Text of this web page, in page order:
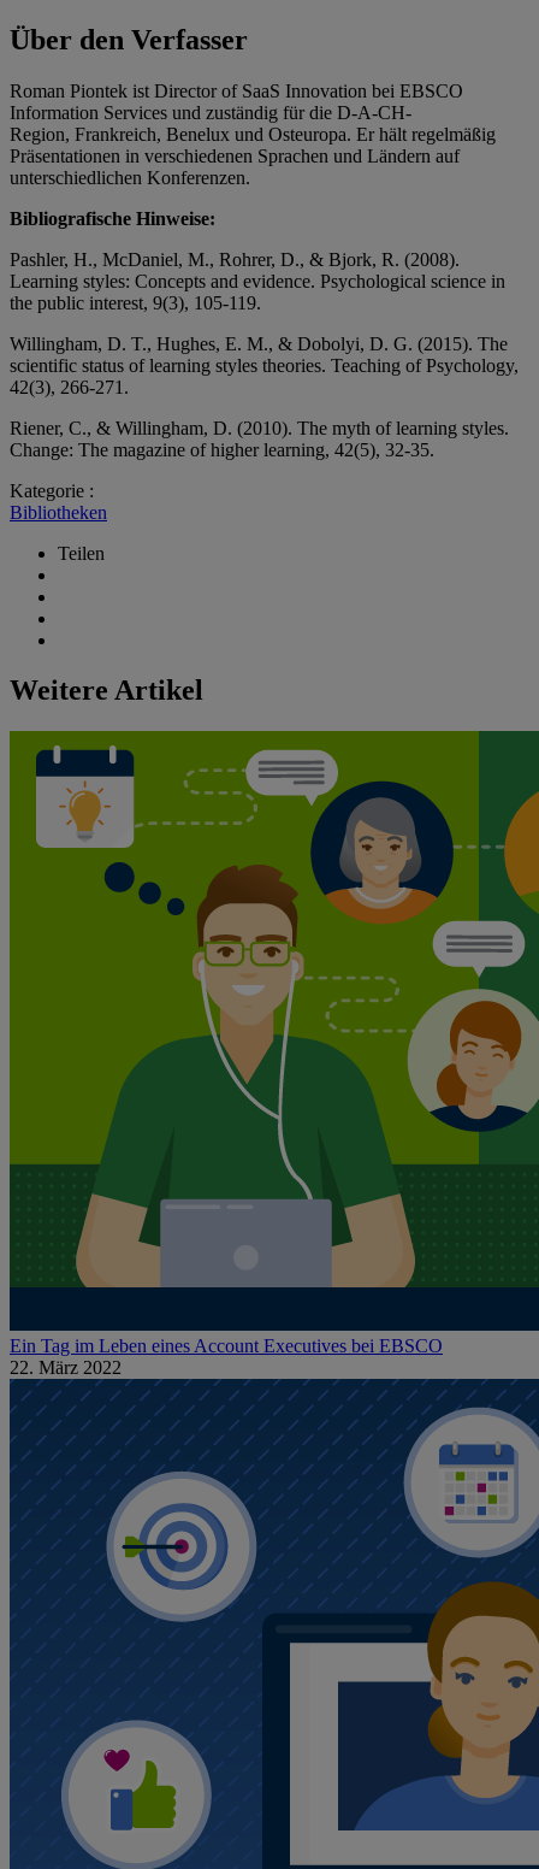
Über den Verfasser
Roman Piontek ist Director of SaaS Innovation bei EBSCO
Information Services und zuständig für die D-A-CH-
Region, Frankreich, Benelux und Osteuropa. Er hält regelmäßig
Präsentationen in verschiedenen Sprachen und Ländern auf
unterschiedlichen Konferenzen.
Bibliografische Hinweise:
Pashler, H., McDaniel, M., Rohrer, D., & Bjork, R. (2008).
Learning styles: Concepts and evidence. Psychological science in
the public interest, 9(3), 105-119.
Willingham, D. T., Hughes, E. M., & Dobolyi, D. G. (2015). The
scientific status of learning styles theories. Teaching of Psychology,
42(3), 266-271.
Riener, C., & Willingham, D. (2010). The myth of learning styles.
Change: The magazine of higher learning, 42(5), 32-35.
Kategorie :
Bibliotheken
Teilen
Weitere Artikel
Ein Tag im Leben eines Account Executives bei EBSCO
22. März 2022